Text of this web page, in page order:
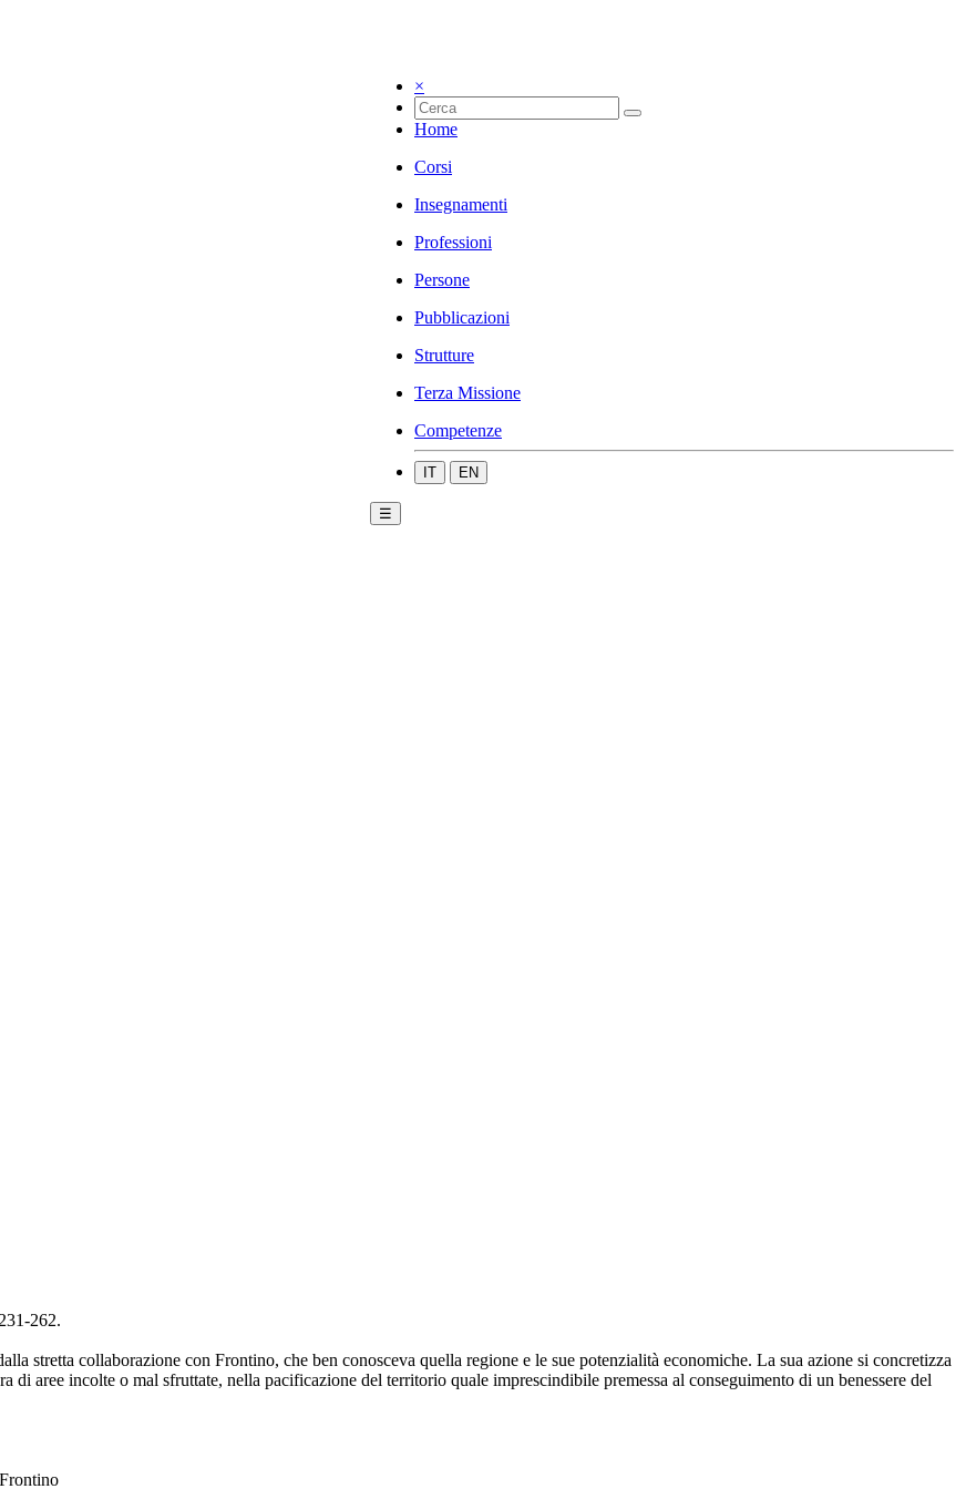
×
Home
Corsi
Insegnamenti
Professioni
Persone
Pubblicazioni
Strutture
Terza Missione
Competenze
IT EN
☰
262.
stretta collaborazione con Frontino, che ben conosceva quella regione e le sue potenzialità economiche. La sua azione si concretizza
di aree incolte o mal sfruttate, nella pacificazione del territorio quale imprescindibile premessa al conseguimento di un benessere del